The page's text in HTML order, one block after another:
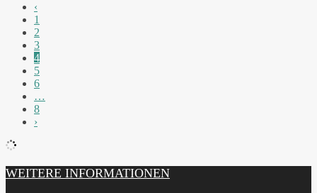
‹
1
2
3
4
5
6
…
8
›
WEITERE INFORMATIONEN